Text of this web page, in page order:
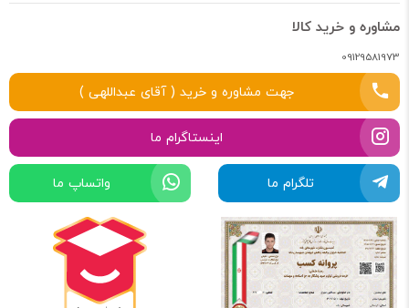
مشاوره و خرید کالا
09129581973
جهت مشاوره و خرید ( آقای عبداللهی )
اینستاگرام ما
تلگرام ما
واتساپ ما